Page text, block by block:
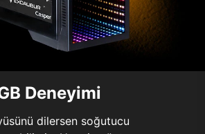
Deneyimi
dilersen soğutucu